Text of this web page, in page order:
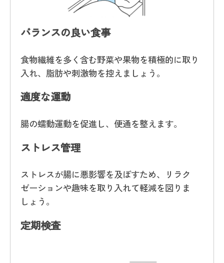
バランスの良い食事
食物繊維を多く含む野菜や果物を積極的に取り
入れ、脂肪や刺激物を控えましょう。
適度な運動
腸の蠕動運動を促進し、便通を整えます。
ストレス管理
ストレスが腸に悪影響を及ぼすため、リラク
ゼーションや趣味を取り入れて軽減を図りま
しょう。
定期検査